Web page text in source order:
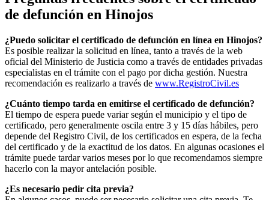
de defunción en Hinojos
¿Puedo solicitar el certificado de defunción en línea en Hinojos?
Es posible realizar la solicitud en línea, tanto a través de la web
oficial del Ministerio de Justicia como a través de entidades privadas
especialistas en el trámite con el pago por dicha gestión. Nuestra
recomendación es realizarlo a través de www.RegistroCivil.es
¿Cuánto tiempo tarda en emitirse el certificado de defunción?
El tiempo de espera puede variar según el municipio y el tipo de
certificado, pero generalmente oscila entre 3 y 15 días hábiles, pero
depende del Registro Civil, de los certificados en espera, de la fecha
del certificado y de la exactitud de los datos. En algunas ocasiones el
trámite puede tardar varios meses por lo que recomendamos siempre
hacerlo con la mayor antelación posible.
¿Es necesario pedir cita previa?